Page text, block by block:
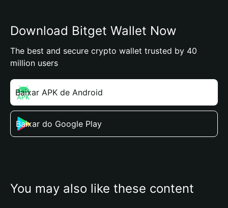
Download Bitget Wallet Now
The best and secure crypto wallet trusted by 40
million users
Baixar APK de Android
Baixar do Google Play
You may also like these content